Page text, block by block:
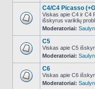
NO_UNREAD_POSTS
C4/C4 Picasso
Viskas apie C4 ir C4
išskyrus variklių
Moderatoriai:
NO_UNREAD_POSTS
C5
Viskas apie C5
Moderatoriai:
NO_UNREAD_POSTS
C6
Viskas apie C6
Moderatoriai: